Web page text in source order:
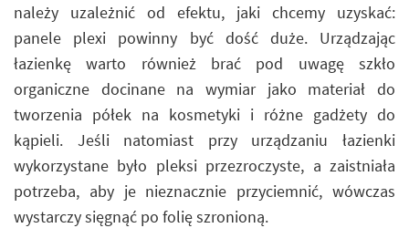
należy uzależnić od efektu, jaki chcemy uzyskać:
panele plexi powinny być dość duże. Urządzając
łazienkę warto również brać pod uwagę szkło
organiczne docinane na wymiar jako materiał do
tworzenia półek na kosmetyki i różne gadżety do
kąpieli. Jeśli natomiast przy urządzaniu łazienki
wykorzystane było pleksi przezroczyste, a zaistniała
potrzeba, aby je nieznacznie przyciemnić, wówczas
wystarczy sięgnąć po folię szronioną.